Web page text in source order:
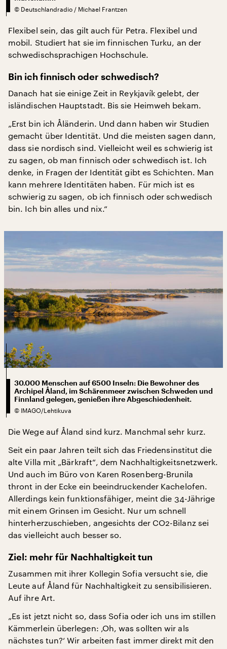
© Deutschlandradio / Michael Frantzen
Flexibel sein, das gilt auch für Petra. Flexibel und
mobil. Studiert hat sie im finnischen Turku, an der
schwedischsprachigen Hochschule.
Bin ich finnisch oder schwedisch?
Danach hat sie einige Zeit in Reykjavík gelebt, der
isländischen Hauptstadt. Bis sie Heimweh bekam.
„Erst bin ich Åländerin. Und dann haben wir Studien
gemacht über Identität. Und die meisten sagen dann,
dass sie nordisch sind. Vielleicht weil es schwierig ist
zu sagen, ob man finnisch oder schwedisch ist. Ich
denke, in Fragen der Identität gibt es Schichten. Man
kann mehrere Identitäten haben. Für mich ist es
schwierig zu sagen, ob ich finnisch oder schwedisch
bin. Ich bin alles und nix.“
30.000 Menschen auf 6500 Inseln: Die Bewohner des
Archipel Åland, im Schärenmeer zwischen Schweden und
Finnland gelegen, genießen ihre Abgeschiedenheit.
© IMAGO/Lehtikuva
Die Wege auf Åland sind kurz. Manchmal sehr kurz.
Seit ein paar Jahren teilt sich das Friedensinstitut die
alte Villa mit „Bärkraft“, dem Nachhaltigkeitsnetzwerk.
Und auch im Büro von Karen Rosenberg-Brunila
thront in der Ecke ein beeindruckender Kachelofen.
Allerdings kein funktionsfähiger, meint die 34-Jährige
mit einem Grinsen im Gesicht. Nur um schnell
hinterherzuschieben, angesichts der CO2-Bilanz sei
das vielleicht auch besser so.
Ziel: mehr für Nachhaltigkeit tun
Zusammen mit ihrer Kollegin Sofia versucht sie, die
Leute auf Åland für Nachhaltigkeit zu sensibilisieren.
Auf ihre Art.
„Es ist jetzt nicht so, dass Sofia oder ich uns im stillen
Kämmerlein überlegen: ‚Oh, was sollten wir als
nächstes tun?‘ Wir arbeiten fast immer direkt mit den